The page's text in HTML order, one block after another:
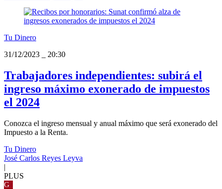
Tu Dinero
31/12/2023
20:30
Trabajadores independientes: subirá el
ingreso máximo exonerado de impuestos
el 2024
Conozca el ingreso mensual y anual máximo que será exonerado del
Impuesto a la Renta.
Tu Dinero
José Carlos Reyes Leyva
|
PLUS
G